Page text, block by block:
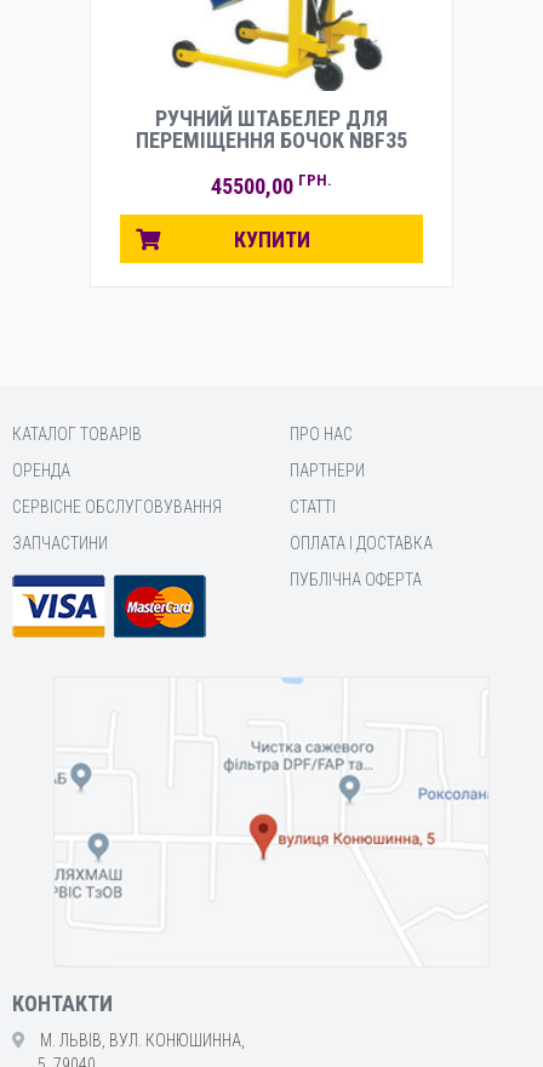
РУЧНИЙ ШТАБЕЛЕР ДЛЯ
ПЕРЕМІЩЕННЯ БОЧОК NBF35
45500,00 ГРН.
КУПИТИ
КАТАЛОГ ТОВАРІВ
ОРЕНДА
СЕРВІСНЕ ОБСЛУГОВУВАННЯ
ЗАПЧАСТИНИ
ПРО НАС
ПАРТНЕРИ
СТАТТІ
ОПЛАТА І ДОСТАВКА
ПУБЛІЧНА ОФЕРТА
КОНТАКТИ
М. ЛЬВІВ, ВУЛ. КОНЮШИННА,